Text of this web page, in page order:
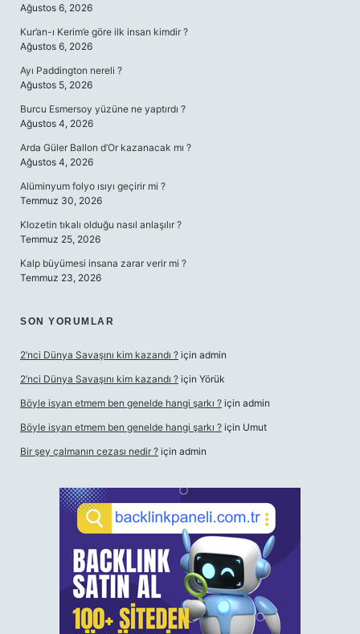
Ağustos 6, 2026
Kur’an-ı Kerim’e göre ilk insan kimdir ?
Ağustos 6, 2026
Ayı Paddington nereli ?
Ağustos 5, 2026
Burcu Esmersoy yüzüne ne yaptırdı ?
Ağustos 4, 2026
Arda Güler Ballon d’Or kazanacak mı ?
Ağustos 4, 2026
Alüminyum folyo ısıyı geçirir mi ?
Temmuz 30, 2026
Klozetin tıkalı olduğu nasıl anlaşılır ?
Temmuz 25, 2026
Kalp büyümesi insana zarar verir mi ?
Temmuz 23, 2026
SON YORUMLAR
2’nci Dünya Savaşını kim kazandı ? için admin
2’nci Dünya Savaşını kim kazandı ? için Yörük
Böyle isyan etmem ben genelde hangi şarkı ? için admin
Böyle isyan etmem ben genelde hangi şarkı ? için Umut
Bir şey çalmanın cezası nedir ? için admin